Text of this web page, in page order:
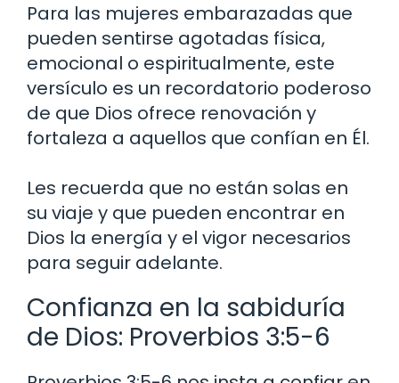
Para las mujeres embarazadas que
pueden sentirse agotadas física,
emocional o espiritualmente, este
versículo es un recordatorio poderoso
de que Dios ofrece renovación y
fortaleza a aquellos que confían en Él.
Les recuerda que no están solas en
su viaje y que pueden encontrar en
Dios la energía y el vigor necesarios
para seguir adelante.
Confianza en la sabiduría
de Dios: Proverbios 3:5-6